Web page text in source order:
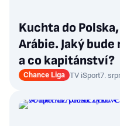
Kuchta do
Arábie. Jaký
a co kapitánství?
Chance Liga TV iSport7.